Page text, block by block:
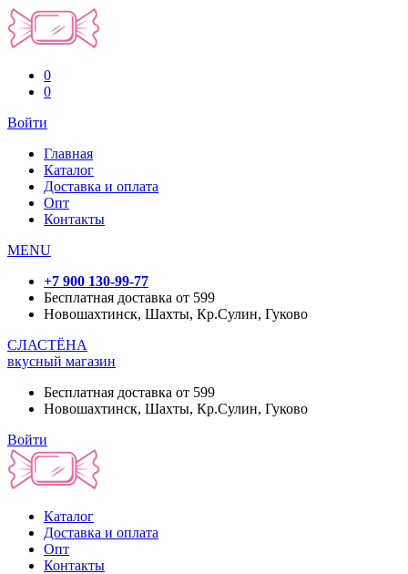
0
0
Войти
Главная
Каталог
Доставка и оплата
Опт
Контакты
MENU
+7 900 130-99-77
Бесплатная доставка от 599
Новошахтинск, Шахты, Кр.Сулин, Гуково
СЛАСТЁНА
вкусный магазин
Бесплатная доставка от 599
Новошахтинск, Шахты, Кр.Сулин, Гуково
Войти
Каталог
Доставка и оплата
Опт
Контакты